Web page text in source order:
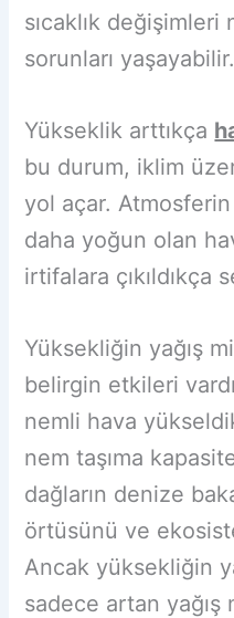
sıcaklık
sorunları yaşayabilir.
Yükseklik arttıkça
bu durum, iklim
yol açar.
daha yoğun olan
irtifalara çıkıldıkça
Yüksekliğin yağış
belirgin etkileri
nemli hava
nem taşıma
dağların denize
örtüsünü ve
Ancak yüksekliğin
sadece artan yağış